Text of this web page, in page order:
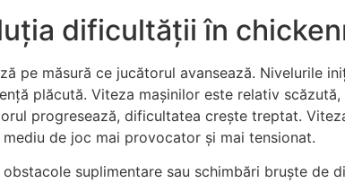
dificultății în
pe măsură ce jucătorul avansează. Nivelurile
plăcută. Viteza mașinilor este relativ
progresează, dificultatea crește treptat.
de joc mai provocator și mai tensionat.
suplimentare sau schimbări bruște de